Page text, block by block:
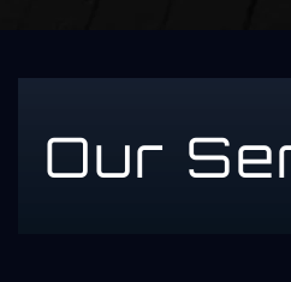
Our